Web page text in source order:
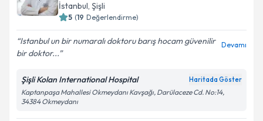
İstanbul, Şişli
5 (19 Değerlendirme)
Istanbul un bir numaralı doktoru barış hocam güvenilir
bir doktor...
Devamı
Şişli Kolan International Hospital Haritada Göster
Kaptanpaşa Mahallesi Okmeydanı Kavşağı, Darülaceze Cd. No:14,
34384 Okmeydanı